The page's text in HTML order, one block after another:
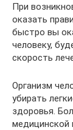
При
оказать
быстро вы
человеку,
скорость
Организм
убирать
здоровья.
медицинской